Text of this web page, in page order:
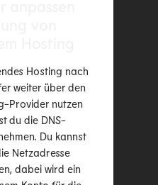
Hosting nach
weiter über den
Provider nutzen
du die DNS-
Du kannst
Netzadresse
dabei wird ein